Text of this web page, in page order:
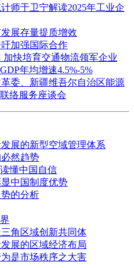
师于卫宁解读2025年工业企
展存量提质增效
加强国际合作
快培育交通物流领军企业
年均增速4.5%-5%
委、新疆维吾尔自治区能源
络服务座谈会
展的新型空域管理体系
然趋势
懂中国自信
中国制度优势
的分析
角区域创新共同体
展的区域经济布局
是市场秩序之大害